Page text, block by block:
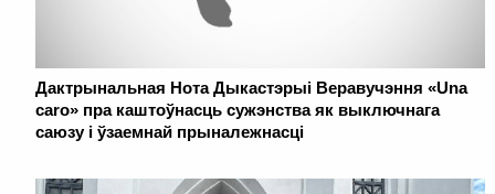
Дактрынальная Нота Дыкастэрыі Веравучэння «Una
caro» пра каштоўнасць сужэнства як выключнага
саюзу і ўзаемнай прыналежнасці